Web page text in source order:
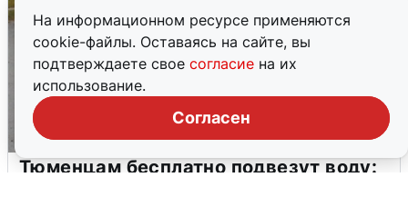
На информационном ресурсе применяются
cookie-файлы. Оставаясь на сайте, вы
подтверждаете свое согласие на их
использование.
Согласен
Тюменцам бесплатно подвезут воду: